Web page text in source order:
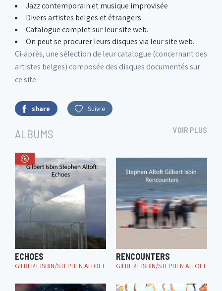
Jazz contemporain et musique improvisée
Divers artistes belges et étrangers
Catalogue complet sur leur site web.
On peut se procurer leurs disques via leur site web.
Ci-après, une sélection de leur catalogue (concernant des
artistes belges) composée des disques documentés sur
ce site.
share Suivre
ALBUMS VOIR PLUS
ECHOES
GILBERT ISBIN/STEPHEN ALTOFT
RENCOUNTERS
GILBERT ISBIN/STEPHEN ALTOFT